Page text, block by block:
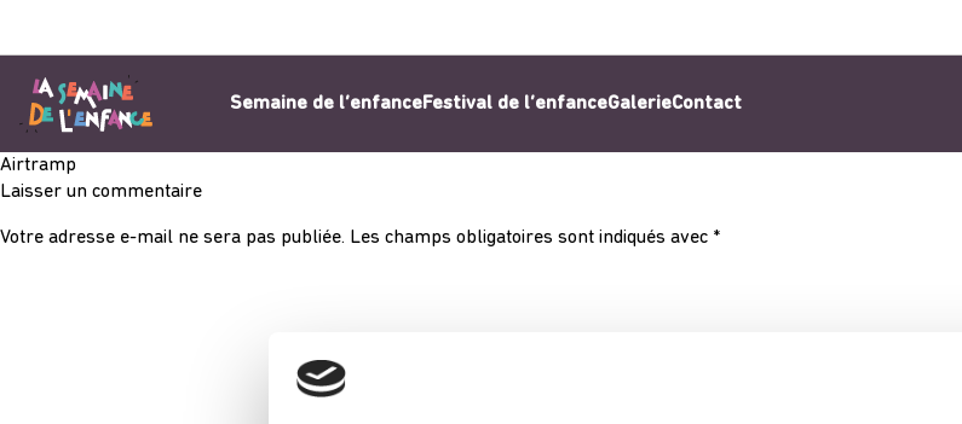
Semaine de l’enfanceFestival de l’enfanceGalerieContact
Airtramp
Laisser un commentaire
Votre adresse e-mail ne sera pas publiée. Les champs obligatoires sont indiqués avec *